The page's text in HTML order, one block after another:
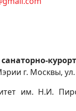
г. Москвы,
им. Н.И.